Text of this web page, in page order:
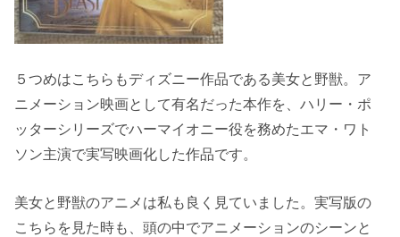
５つめはこちらもディズニー作品である美女と野獣。ア
ニメーション映画として有名だった本作を、ハリー・ポ
ッターシリーズでハーマイオニー役を務めたエマ・ワト
ソン主演で実写映画化した作品です。
美女と野獣のアニメは私も良く見ていました。実写版の
こちらを見た時も、頭の中でアニメーションのシーンと